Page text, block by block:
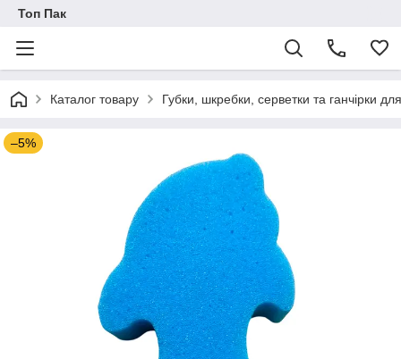
Топ Пак
Каталог товару Губки, шкребки, серветки та ганчірки
–5%